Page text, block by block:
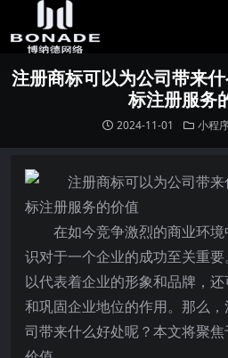
注册商标可以为公司带来
标注册服务
2024-11-01 小程
在如今竞争激烈的商业环
识对于一个企业的成功至关重
以代表着企业的形象和品牌，
和巩固企业地位的作用。那么
司带来什么好处呢？本文将聚